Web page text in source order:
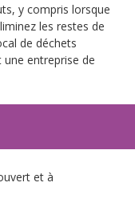
y compris lorsque
les restes de
de déchets
entreprise de
et à